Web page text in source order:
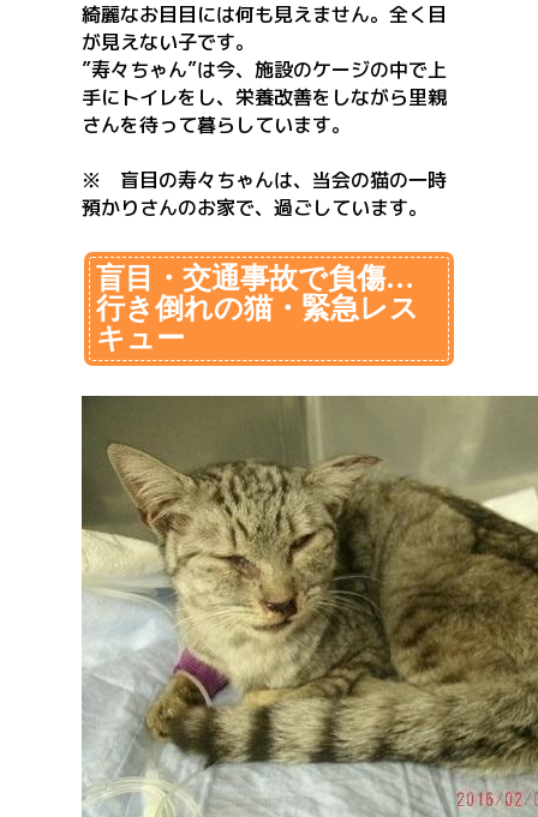
綺麗なお目目には何も見えません。全く目
が見えない子です。
”寿々ちゃん”は今、施設のケージの中で上
手にトイレをし、栄養改善をしながら里親
さんを待って暮らしています。
※ 盲目の寿々ちゃんは、当会の猫の一時
預かりさんのお家で、過ごしています。
盲目・交通事故で負傷…
行き倒れの猫・緊急レス
キュー